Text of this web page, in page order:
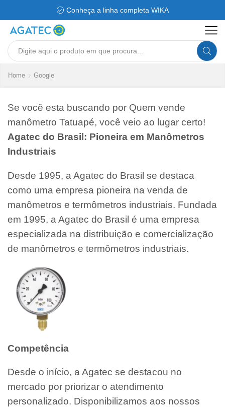
Conheça a linha completa WIKA
Search
Home Google
Se você esta buscando por Quem vende
manômetro Tatuapé, você veio ao lugar certo!
Agatec do Brasil: Pioneira em Manômetros
Industriais
Desde 1995, a Agatec do Brasil se destaca
como uma empresa pioneira na venda de
manômetros e termômetros industriais. Fundada
em 1995, a Agatec do Brasil é uma empresa
especializada na distribuição e comercialização
de manômetros e termômetros industriais.
Competência
Desde o início, a Agatec se destacou no
mercado por priorizar o atendimento
personalizado. Disponibilizamos aos nossos